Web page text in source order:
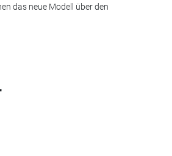
das neue Modell über den